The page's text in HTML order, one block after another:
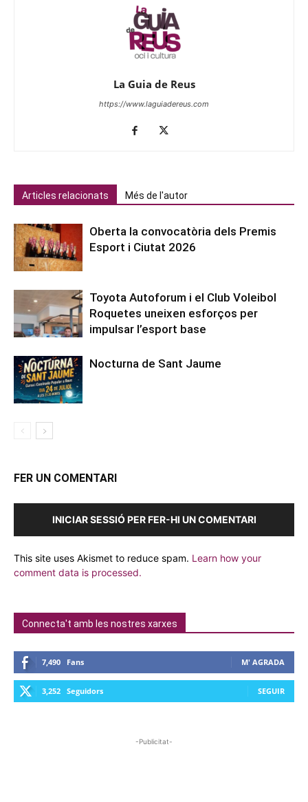
La Guia de Reus
https://www.laguiadereus.com
Articles relacionats Més de l'autor
Oberta la convocatòria dels Premis
Esport i Ciutat 2026
Toyota Autoforum i el Club Voleibol
Roquetes uneixen esforços per
impulsar l’esport base
Nocturna de Sant Jaume
FER UN COMENTARI
INICIAR SESSIÓ PER FER-HI UN COMENTARI
This site uses Akismet to reduce spam. Learn how your
comment data is processed.
Connecta't amb les nostres xarxes
7,490 Fans M' AGRADA
3,252 Seguidors SEGUIR
-Publicitat-